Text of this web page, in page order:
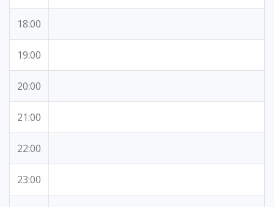
18:00
19:00
20:00
21:00
22:00
23:00